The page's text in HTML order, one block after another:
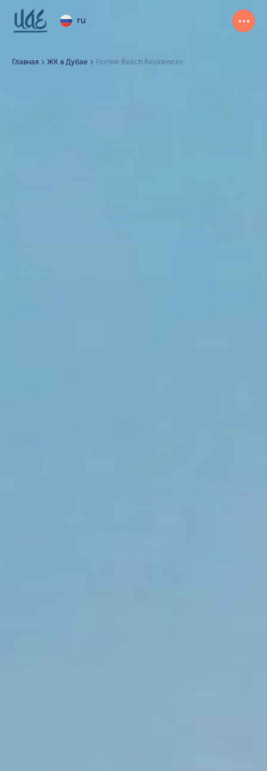
ru
Главная ЖК в Дубае Florine Beach Residences